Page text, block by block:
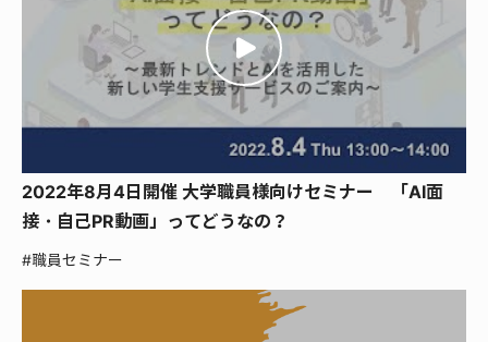
2022年8月4日開催 大学職員様向けセミナー 「AI面
接・自己PR動画」ってどうなの？
#職員セミナー